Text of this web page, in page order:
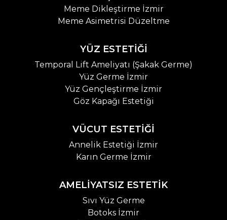
Meme Dikleştirme İzmir
Meme Asimetrisi Düzeltme
YÜZ ESTETİĞİ
Temporal Lift Ameliyatı (Şakak Germe)
Yüz Germe İzmir
Yüz Gençleştirme İzmir
Göz Kapağı Estetiği
VÜCUT ESTETİĞİ
Annelik Estetiği İzmir
Karın Germe İzmir
AMELİYATSIZ ESTETİK
Sıvı Yüz Germe
Botoks İzmir